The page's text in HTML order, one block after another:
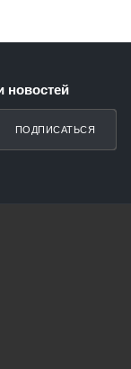
новостей
ПОДПИСАТЬСЯ